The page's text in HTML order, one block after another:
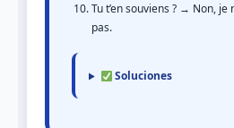
Tu t’en souviens ? → Non, je
pas.
Soluciones